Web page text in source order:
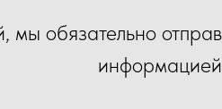
мы обязательно